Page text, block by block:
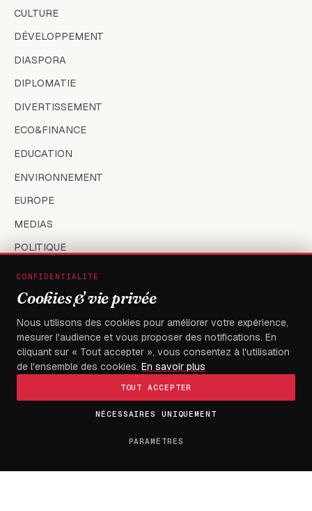
CULTURE
DÉVELOPPEMENT
DIASPORA
DIPLOMATIE
DIVERTISSEMENT
ECO&FINANCE
EDUCATION
ENVIRONNEMENT
EUROPE
MEDIAS
POLITIQUE
SANTÉ
SOCIÉTÉ
SPORT
TECH
TOGO
CONFIDENTIALITÉ
Cookies & vie privée
Nous utilisons des cookies pour améliorer votre expérience,
mesurer l'audience et vous proposer des notifications. En
cliquant sur « Tout accepter », vous consentez à l'utilisation
de l'ensemble des cookies. En savoir plus
TOUT ACCEPTER
NÉCESSAIRES UNIQUEMENT
PARAMÈTRES